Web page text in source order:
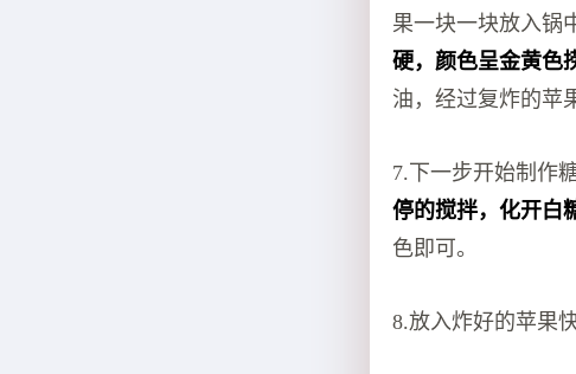
果一块一块放入锅
硬，颜色呈金黄色
油，经过复炸的苹
7.下一步开始制作
停的搅拌，化开白
色即可。
8.放入炸好的苹果